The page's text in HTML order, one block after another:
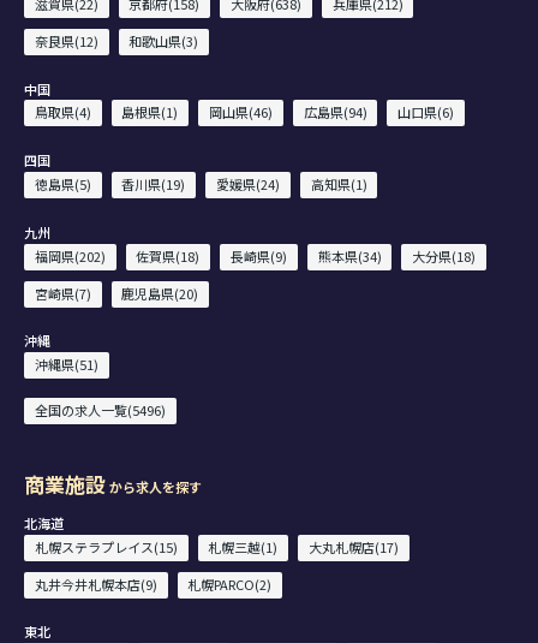
奈良県(12)
和歌山県(3)
中国
鳥取県(4)
島根県(1) 岡山県(46) 広島県(94) 山口県(6)
四国
徳島県(5)
香川県(19) 愛媛県(24) 高知県(1)
九州
福岡県(202)
佐賀県(18) 長崎県(9) 熊本県(34)
大分県(18)
宮崎県(7)
鹿児島県(20)
沖縄
沖縄県(51)
全国の求人一覧(5496)
商業施設から求人を探す
北海道
札幌ステラプレイス(15)
札幌三越(1)
大丸札幌店(17)
丸井今井札幌本店(9)
札幌PARCO(2)
東北